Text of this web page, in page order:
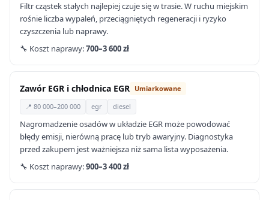
Filtr cząstek stałych najlepiej czuje się w trasie. W ruchu miejskim
rośnie liczba wypaleń, przeciągniętych regeneracji i ryzyko
czyszczenia lub naprawy.
🔧 Koszt naprawy:700–3 600 zł
Zawór EGR i chłodnica EGR Umiarkowane
📍 80 000–200 000 egr diesel
Nagromadzenie osadów w układzie EGR może powodować
błędy emisji, nierówną pracę lub tryb awaryjny. Diagnostyka
przed zakupem jest ważniejsza niż sama lista wyposażenia.
🔧 Koszt naprawy:900–3 400 zł